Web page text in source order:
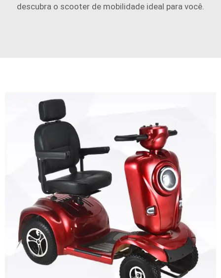
descubra o scooter de mobilidade ideal para você.